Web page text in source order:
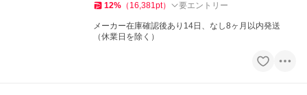
12% （ 16,381pt） 要エントリー
メーカー在庫確認後あり14日、なし8ヶ月以内発送
（休業日を除く）